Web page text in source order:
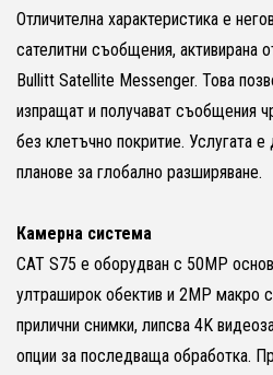
Отличителна характеристика е
сателитни съобщения, активирана
Bullitt Satellite Messenger. Това
изпращат и получават съобщения
без клетъчно покритие. Услугата
планове за глобално разширяване.
Камерна система
CAT S75 е оборудван с 50MP
ултраширок обектив и 2MP макро
прилични снимки, липсва 4K
опции за последваща обработка.